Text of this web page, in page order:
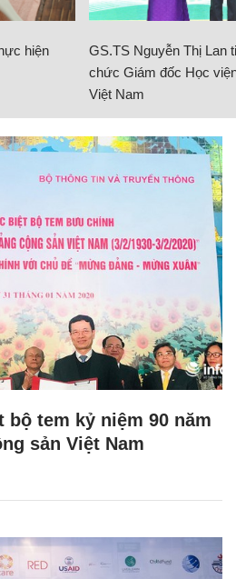
hiện
GS.TS Nguyễn Thị Lan
chức Giám đốc Học
Việt Nam
bộ tem kỷ niệm 90 năm
sản Việt Nam